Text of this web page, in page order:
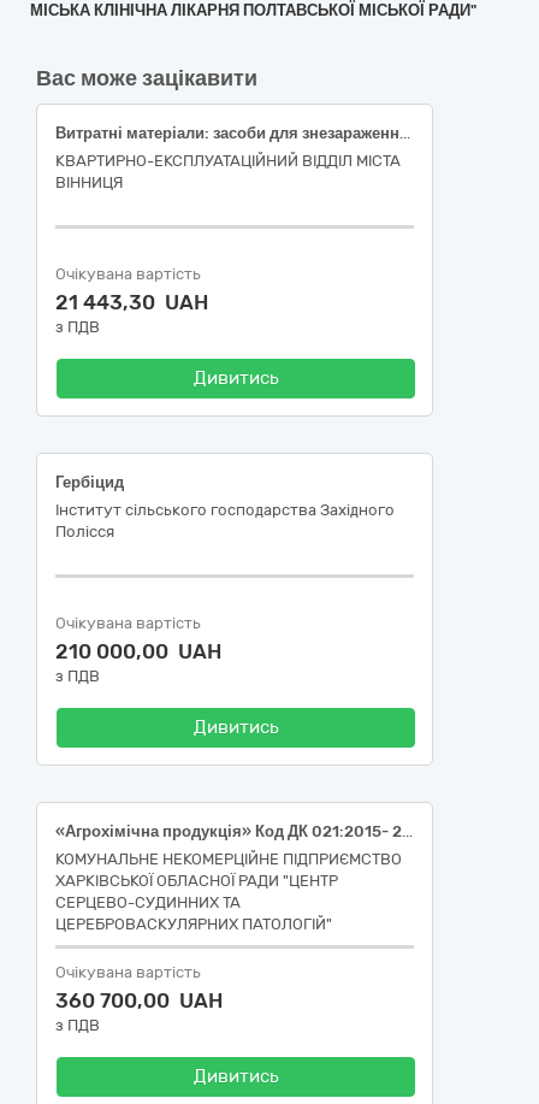
МІСЬКА КЛІНІЧНА ЛІКАРНЯ ПОЛТАВСЬКОЇ МІСЬКОЇ РАДИ"
Вас може зацікавити
Витратні матеріали: засоби для знезараження, дезинфекції, дезбактеріостатичності, очищення питних, технічних вод, інших рідин, розчинів та речовин в асортименті.
КВАРТИРНО-ЕКСПЛУАТАЦІЙНИЙ ВІДДІЛ МІСТА
ВІННИЦЯ
Очікувана вартість
21 443,30 UAH
з ПДВ
Дивитись
Гербіцид
Інститут сільського господарства Західного
Полісся
Очікувана вартість
210 000,00 UAH
з ПДВ
Дивитись
«Агрохімічна продукція» Код ДК 021:2015- 24450000-3 (коди згідно НК 024:2023/НК 031:2024 - 47631 Засіб дезінфікуючий для медичних виробів/D0801 ФЕРМЕНТНІ МИЮЧІ ЗАСОБИ ДЛЯ МЕДИЧНИХ ВИРОБІВ; 47631 Засіб дезінфікувальний для медичних виробів/D0599 ВИРОБНИКИ КИСНЮ ДЛЯ ДЕЗІНФЕКЦІЇ МЕДИЧНИХ ВИРОБІВ – ІНШЕ; 47631 Засіб дезінфікувальний для медичних виробів/D050103 НАДОЦТОВА КИСЛОТА ДЛЯ ДЕЗІНФЕКЦІЇ МЕДИЧНИХ ВИРОБІ; 47631 Засіб дезінфікувальний для медичних виробів/ D0302 ДИХЛОРИЗОЦИАНУРАТИ ДЛЯ ДЕЗІНФЕКЦІЇ МЕДИЧНИХ ВИРОБІВ; 63385 Засіб для очищення медичного виробу/ D0801 ФЕРМЕНТНІ МИЮЧІ ЗАСОБИ ДЛЯ МЕДИЧНИХ ВИРОБІВ; 63385 Засіб для очищення медичного виробу/ D0801ФЕРМЕНТНІ МИЮЧІ ЗАСОБИ ДЛЯ МЕДИЧНИХ ВИРОБІВ; 41550 Дезінфікувальні засоби для рук/D0799 СПИРТИ ДЛЯ ДЕЗІНФЕКЦІЇ МЕДИЧНИХ ВИРОБІВ - ІНШЕ ; 41550 Дезінфікувальні засоби для рук/D0799 СПИРТИ ДЛЯ ДЕЗІНФЕКЦІЇ МЕДИЧНИХ ВИРОБІВ - ІНШЕ; 41550 Дезінфікувальні засоби для рук/ D0799 СПИРТИ ДЛЯ ДЕЗІНФЕКЦІЇ МЕДИЧНИХ ВИРОБІВ - ІНШЕ; 41550 Дезінфікувальні засоби для рук/D0799 СПИРТИ ДЛЯ ДЕЗІНФЕКЦІЇ МЕДИЧНИХ ВИРОБІВ - ІНШЕ ; 41550 Дезінфікувальні засоби для рук/ D0799 СПИРТИ ДЛЯ ДЕЗІНФЕКЦІЇ МЕДИЧНИХ ВИРОБІВ — ІНШЕ;; 41550 Дезінфікувальні засоби для рук/D0799 СПИРТИ ДЛЯ ДЕЗІНФЕКЦІЇ МЕДИЧНИХ ВИРОБІВ - ІНШЕ ; 41550 Дезінфікувальні засоби для рук/D060199 АСОЦІЙОВАНІ ПОЛІФЕНОЛИ ДЛЯ ДЕЗІНФЕКЦІЇ МЕДИЧНИХ ВИРОБІВ –ІНШЕ; 41550 Дезінфікувальні засоби для рук/D060199 АСОЦІЙОВАНІ ПОЛІФЕНОЛИ ДЛЯДЕЗІНФЕКЦІЇ МЕДИЧНИХ ВИРОБІВ –ІНШЕ; 41550 Дезінфікувальні засоби для рук/D0901 СОЛІ АМОНІЮ ДЛЯ ДЕЗІНФЕКЦІЇ МЕДИЧНИХ ВИРОБІВ; 41550 Дезінфікувальні засоби для рук/ D0901 СОЛІ АМОНІЮ ДЛЯ ДЕЗІНФЕКЦІЇ МЕДИЧНИХ ВИРОБІВ; ; 58077 (Серветка для дезінфекції медичного виробу)/ D0502 ПЕРЕКИС ВОДНЮ ДЛЯ ДЕЗІНФЕКЦІЇ МЕДИЧНИХ ВИРОБІВ),
КОМУНАЛЬНЕ НЕКОМЕРЦІЙНЕ ПІДПРИЄМСТВО
ХАРКІВСЬКОЇ ОБЛАСНОЇ РАДИ "ЦЕНТР
СЕРЦЕВО-СУДИННИХ ТА
ЦЕРЕБРОВАСКУЛЯРНИХ ПАТОЛОГІЙ"
Очікувана вартість
360 700,00 UAH
з ПДВ
Дивитись